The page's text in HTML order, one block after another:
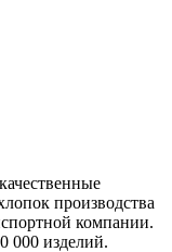
производства
компании.
000 изделий.